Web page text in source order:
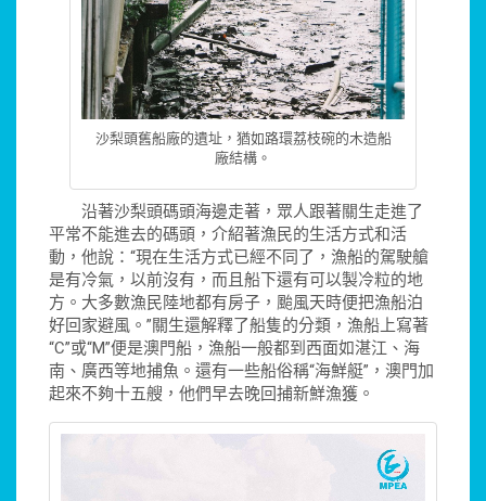
沙梨頭舊船廠的遺址，猶如路環荔枝碗的木造船
廠結構。
沿著沙梨頭碼頭海邊走著，眾人跟著關生走進了
平常不能進去的碼頭，介紹著漁民的生活方式和活
動，他說：“現在生活方式已經不同了，漁船的駕駛艙
是有冷氣，以前沒有，而且船下還有可以製冷粒的地
方。大多數漁民陸地都有房子，颱風天時便把漁船泊
好回家避風。”關生還解釋了船隻的分類，漁船上寫著
“C”或“M”便是澳門船，漁船一般都到西面如湛江、海
南、廣西等地捕魚。還有一些船俗稱“海鮮艇”，澳門加
起來不夠十五艘，他們早去晚回捕新鮮漁獲。